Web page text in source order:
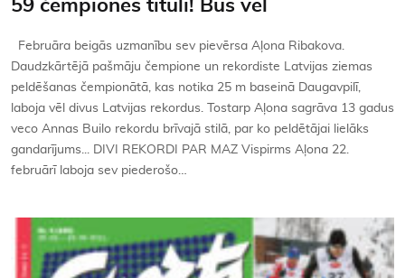
59 čempiones tituli! Būs vēl
Februāra beigās uzmanību sev pievērsa Aļona Ribakova.
Daudzkārtējā pašmāju čempione un rekordiste Latvijas ziemas
peldēšanas čempionātā, kas notika 25 m baseinā Daugavpilī,
laboja vēl divus Latvijas rekordus. Tostarp Aļona sagrāva 13 gadus
veco Annas Builo rekordu brīvajā stilā, par ko peldētājai lielāks
gandarījums... DIVI REKORDI PAR MAZ Vispirms Aļona 22.
februārī laboja sev piederošo…